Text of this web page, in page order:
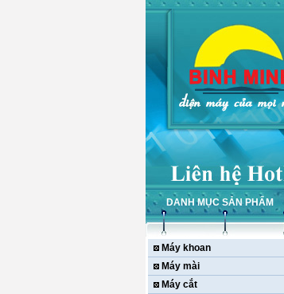
DANH MỤC SẢN PHẨM
Máy khoan
Máy mài
Máy cắt